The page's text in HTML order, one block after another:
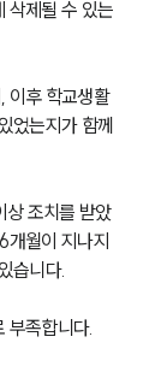
삭제될 수 있는
이후 학교생활
었는지가 함께
상 조치를 받았
월이 지나지
습니다.
부족합니다.